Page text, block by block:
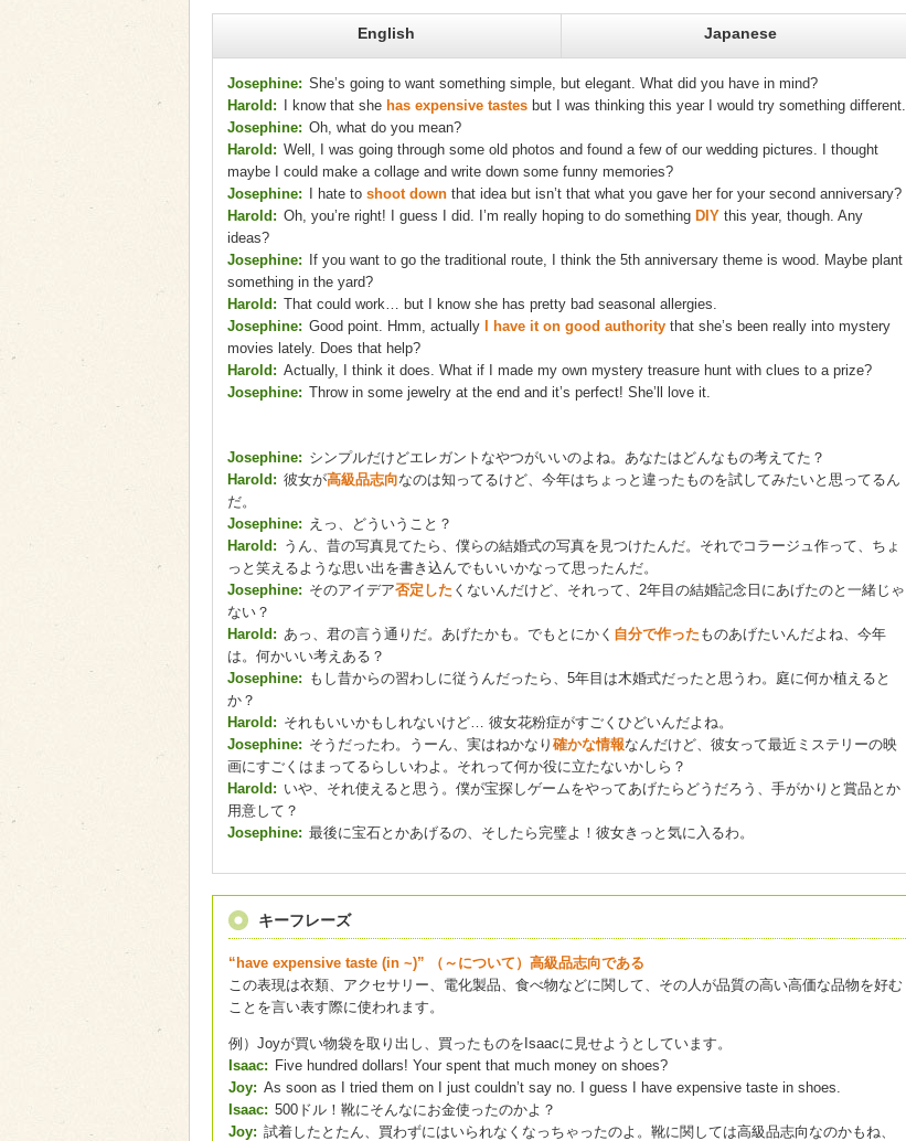
English Japanese
Josephine: She’s going to want something simple, but elegant. What did you have in mind?
Harold:
I know that she has expensive tastes but I was thinking this year I would try something different.
Josephine: Oh, what do you mean?
Harold: Well, I was going through some old photos and found a few of our wedding pictures. I thought
maybe I could make a collage and write down some funny memories?
Josephine:
I hate to shoot down that idea but isn’t that what you gave her for your second anniversary?
Harold: Oh, you’re right! I guess I did. I’m really hoping to do something DIY this year, though. Any
ideas?
Josephine:
If you want to go the traditional route, I think the 5th anniversary theme is wood. Maybe plant
something in the yard?
Harold: That could work… but I know she has pretty bad seasonal allergies.
Josephine: Good point. Hmm, actually I have it on good authority that she’s been really into mystery
movies lately. Does that help?
Harold: Actually, I think it does. What if I made my own mystery treasure hunt with clues to a prize?
Josephine: Throw in some jewelry at the end and it’s perfect! She’ll love it.
Josephine: シンプルだけどエレガントなやつがいいのよね。あなたはどんなもの考えてた？
Harold: 彼女が高級品志向なのは知ってるけど、今年はちょっと違ったものを試してみたいと思ってるん
だ。
Josephine: えっ、どういうこと？
Harold: うん、昔の写真見てたら、僕らの結婚式の写真を見つけたんだ。それでコラージュ作って、ちょ
っと笑えるような思い出を書き込んでもいいかなって思ったんだ。
Josephine: そのアイデア否定した くないんだけど、それって、2年目の結婚記念日にあげたのと一緒じゃ
ない？
Harold: あっ、君の言う通りだ。あげたかも。でもとにかく 自分で作った ものあげたいんだよね、今年
は。何かいい考えある？
Josephine: もし昔からの習わしに従うんだったら、5年目は木婚式だったと思うわ。庭に何か植えると
か？
Harold: それもいいかもしれないけど… 彼女花粉症がすごくひどいんだよね。
Josephine: そうだったわ。うーん、実はねかなり 確かな情報なんだけど、彼女って最近ミステリーの映
画にすごくはまってるらしいわよ。それって何か役に立たないかしら？
Harold: いや、それ使えると思う。僕が宝探しゲームをやってあげたらどうだろう、手がかりと賞品とか
用意して？
Josephine: 最後に宝石とかあげるの、そしたら完璧よ！彼女きっと気に入るわ。
キーフレーズ
“have expensive taste (in ~)” （～について）高級品志向である
この表現は衣類、アクセサリー、電化製品、食べ物などに関して、その人が品質の高い高価な品物を好む
ことを言い表す際に使われます。
例）Joyが買い物袋を取り出し、買ったものをIsaacに見せようとしています。
Isaac: Five hundred dollars! Your spent that much money on shoes?
Joy: As soon as I tried them on I just couldn’t say no. I guess I have expensive taste in shoes.
Isaac: 500ドル！靴にそんなにお金使ったのかよ？
Joy: 試着したとたん、買わずにはいられなくなっちゃったのよ。靴に関しては高級品志向なのかもね、